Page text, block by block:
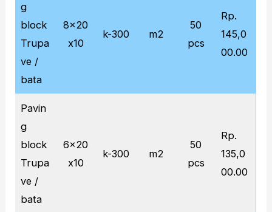
g
block
Trupa
ve /
bata
8x20
x10
k-300 m2
50
pcs
Rp.
145,0
00.00
Pavin
g
block
Trupa
ve /
bata
6x20
x10
k-300 m2
50
pcs
Rp.
135,0
00.00